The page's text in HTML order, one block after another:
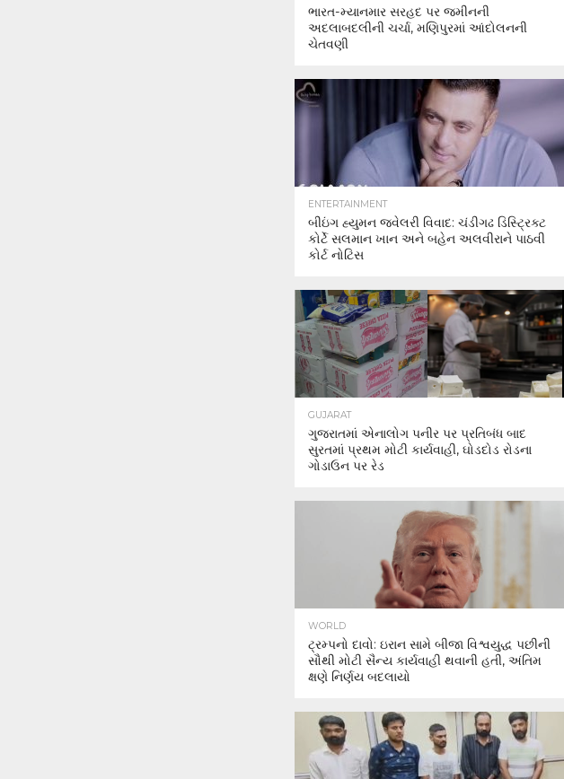
ભારત-મ્યાનમાર સરહદ પર જમીનની
અદલાબદલીની ચર્ચા, મણિપુરમાં આંદોલનની
ચેતવણી
ENTERTAINMENT
બીઇંગ હ્યુમન જ્વેલરી વિવાદ: ચંડીગઢ ડિસ્ટ્રિક્ટ
કોર્ટે સલમાન ખાન અને બહેન અલવીરાને પાઠવી
કોર્ટ નોટિસ
GUJARAT
ગુજરાતમાં એનાલોગ પનીર પર પ્રતિબંધ બાદ
સુરતમાં પ્રથમ મોટી કાર્યવાહી, ઘોડદોડ રોડના
ગોડાઉન પર રેડ
WORLD
ટ્રમ્પનો દાવો: ઇરાન સામે બીજા વિશ્વયુદ્ધ પછીની
સૌથી મોટી સૈન્ય કાર્યવાહી થવાની હતી, અંતિમ
ક્ષણે નિર્ણય બદલાયો